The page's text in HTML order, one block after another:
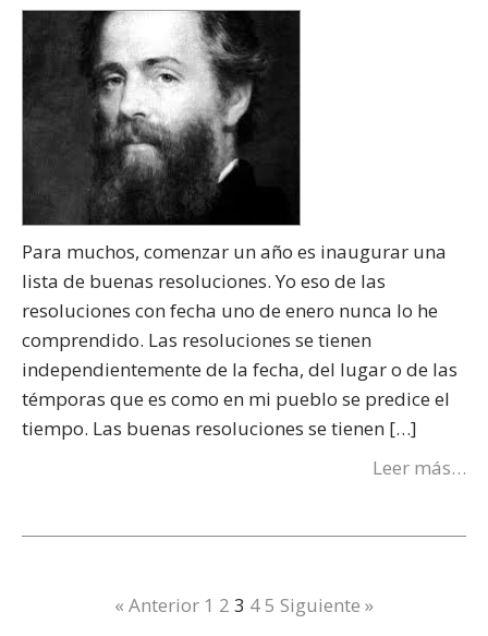
Para muchos, comenzar un año es inaugurar una
lista de buenas resoluciones. Yo eso de las
resoluciones con fecha uno de enero nunca lo he
comprendido. Las resoluciones se tienen
independientemente de la fecha, del lugar o de las
témporas que es como en mi pueblo se predice el
tiempo. Las buenas resoluciones se tienen […]
Leer más…
« Anterior 1 2 3 45 Siguiente »